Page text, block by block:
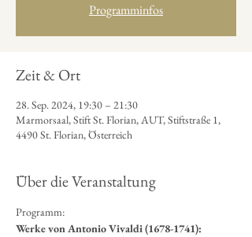
Programminfos
Zeit & Ort
28. Sep. 2024, 19:30 – 21:30
Marmorsaal, Stift St. Florian, AUT, Stiftstraße 1,
4490 St. Florian, Österreich
Über die Veranstaltung
Programm:
Werke von Antonio Vivaldi (1678-1741):